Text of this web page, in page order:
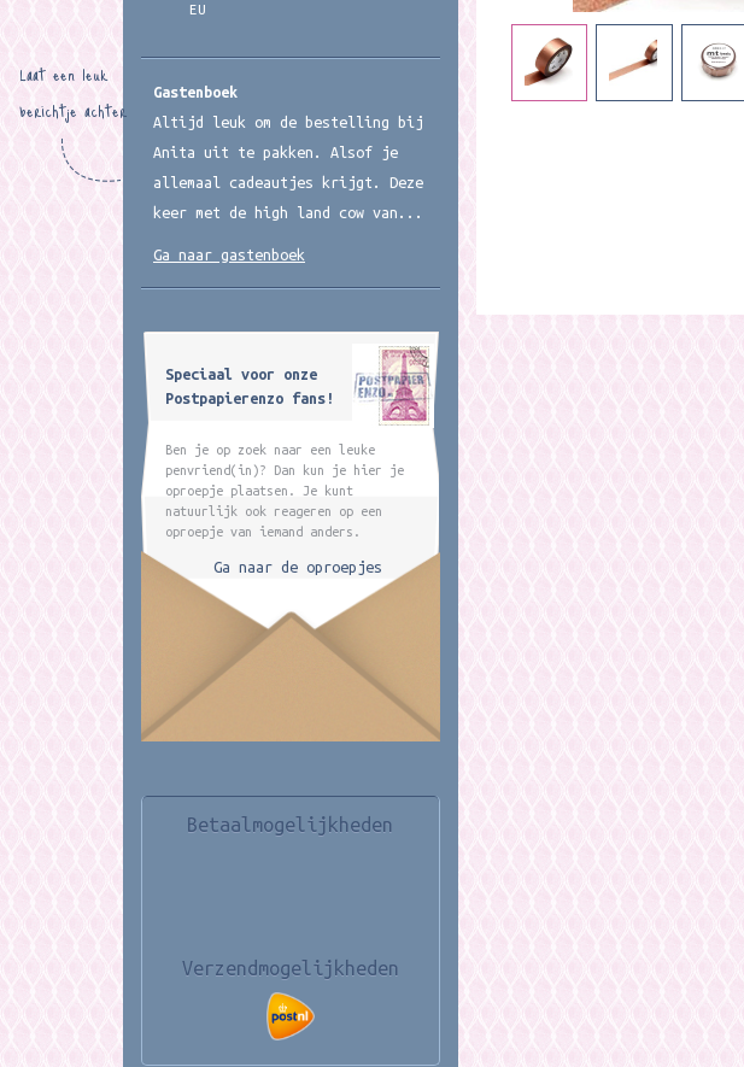
EU
Gastenboek
Altijd leuk om de bestelling bij
Anita uit te pakken. Alsof je
allemaal cadeautjes krijgt. Deze
keer met de high land cow van...
Laat een leuk
berichtje achter
Ga naar gastenboek
Speciaal voor onze
Postpapierenzo fans!
Ben je op zoek naar een leuke
penvriend(in)? Dan kun je hier je
oproepje plaatsen. Je kunt
natuurlijk ook reageren op een
oproepje van iemand anders.
Ga naar de oproepjes
Betaalmogelijkheden
Verzendmogelijkheden